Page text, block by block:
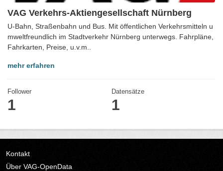
VAG Verkehrs-Aktiengesellschaft Nürnberg
U-Bahn, Straßenbahn und Bus. Mit öffentlichen Verkehrsmitteln u
mweltfreundlich im Stadtverkehr Nürnberg unterwegs. Fahrpläne,
Fahrkarten, Preise, u.v.m..
mehr erfahren
Follower
1
Datensätze
1
Kontakt
Über VAG-OpenData